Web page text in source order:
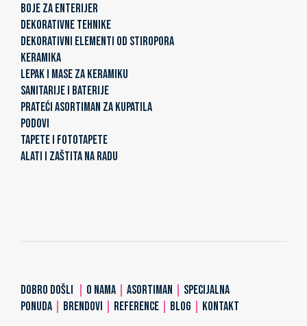
BOJE ZA ENTERIJER
DEKORATIVNE TEHNIKE
DEKORATIVNI ELEMENTI OD STIROPORA
KERAMIKA
LEPAK I MASE ZA KERAMIKU
SANITARIJE I BATERIJE
PRATEĆI ASORTIMAN ZA KUPATILA
PODOVI
TAPETE I FOTOTAPETE
ALATI I ZAŠTITA NA RADU
DOBRO DOŠLI O NAMA ASORTIMAN
SPECIJALNA
PONUDA
BRENDOVI REFERENCE BLOG KONTAKT